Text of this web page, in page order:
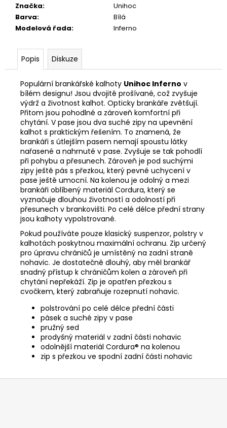
Značka:
Unihoc
Barva:
Bílá
Modelová řada: Inferno
Popis Diskuze
Populární brankářské kalhoty Unihoc Inferno v
bílém designu! Jsou dvojitě prošívané, což zvyšuje
výdrž a životnost kalhot. Opticky brankáře zvětšují.
Přitom jsou pohodlné a zároveň komfortní při
chytání. V pase jsou dva suché zipy na upevnění
kalhot s praktickým řešením. To znamená, že
brankáři s útlejším pasem nemají spoustu látky
nařasené a nahrnuté v pase. Zvyšuje se tak pohodlí
při pohybu a přesunech. Zároveň je pod suchými
zipy ještě pás s přezkou, který pevné uchycení v
pase ještě umocní. Na kolenou je odolný a mezi
brankáři oblíbený materiál Cordura, který se
vyznačuje dlouhou životností a odolností při
přesunech v brankovišti. Po celé délce přední strany
jsou kalhoty vypolstrované.
Pokud používáte pouze klasický suspenzor, polstry v
kalhotách poskytnou maximální ochranu. Zip určený
pro úpravu chráničů je umístěný na zadní straně
nohavic. Je dostatečně dlouhý, aby měl brankář
snadný přístup k chráničům kolen a zároveň při
chytání nepřekáží. Zip je opatřen přezkou s
cvočkem, který zabraňuje rozepnutí nohavic.
polstrování po celé délce přední části
pásek a suché zipy v pase
pružný sed
prodyšný materiál v zadní části nohavic
odolnější materiál Cordura® na kolenou
zip s přezkou ve spodní zadní části nohavic
Z